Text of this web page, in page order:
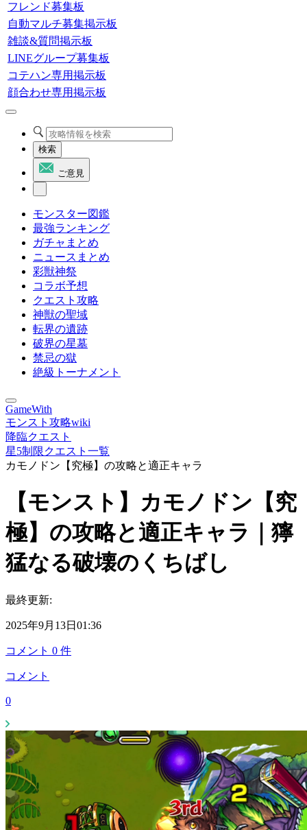
フレンド募集板
自動マルチ募集掲示板
雑談&質問掲示板
LINEグループ募集板
コテハン専用掲示板
顔合わせ専用掲示板
検索
ご意見
モンスター図鑑
最強ランキング
ガチャまとめ
ニュースまとめ
彩獣神祭
コラボ予想
クエスト攻略
神獣の聖域
転界の遺跡
破界の星墓
禁忌の獄
絶級トーナメント
GameWith
モンスト攻略wiki
降臨クエスト
星5制限クエスト一覧
カモノドン【究極】の攻略と適正キャラ
【モンスト】カモノドン【究
極】の攻略と適正キャラ｜獰
猛なる破壊のくちばし
最終更新:
2025年9月13日01:36
コメント 0 件
コメント
0